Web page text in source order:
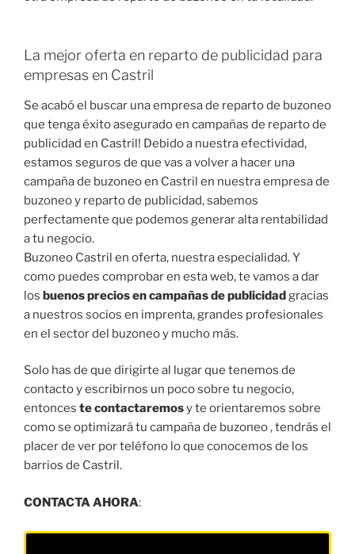
La mejor oferta en reparto de publicidad para
empresas en Castril
Se acabó el buscar una empresa de reparto de buzoneo
que tenga éxito asegurado en campañas de reparto de
publicidad en Castril! Debido a nuestra efectividad,
estamos seguros de que vas a volver a hacer una
campaña de buzoneo en Castril en nuestra empresa de
buzoneo y reparto de publicidad, sabemos
perfectamente que podemos generar alta rentabilidad
a tu negocio.
Buzoneo Castril en oferta, nuestra especialidad. Y
como puedes comprobar en esta web, te vamos a dar
los buenos precios en campañas de publicidadgracias
a nuestros socios en imprenta, grandes profesionales
en el sector del buzoneo y mucho más.
Solo has de que dirigirte al lugar que tenemos de
contacto y escribirnos un poco sobre tu negocio,
entonces te contactaremosy te orientaremos sobre
como se optimizará tu campaña de buzoneo , tendrás el
placer de ver por teléfono lo que conocemos de los
barrios de Castril.
CONTACTA AHORA: